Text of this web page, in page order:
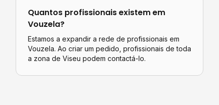
Quantos profissionais existem em
Vouzela?
Estamos a expandir a rede de profissionais em
Vouzela. Ao criar um pedido, profissionais de toda
a zona de Viseu podem contactá-lo.